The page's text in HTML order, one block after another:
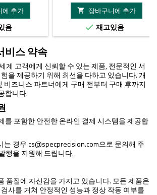
에 추가
음
격

장바구니에 추가
 재고있음
비스 약속
계 고객에게 신뢰할 수 있는 제품, 전문적인 서
을 제공하기 위해 최선을 다하고 있습니다. 개
비즈니스 파트너에게 구매 전부터 구매 후까지
합니다.
를 포함한 안전한 온라인 결제 시스템을 제공합
는 경우cs@specprecision.com으로 문의해 주
행을 지원해 드립니다.
품질에 자신감을 가지고 있습니다. 모든 제품은
사를 거쳐 안정적인 성능과 정상 작동 여부를